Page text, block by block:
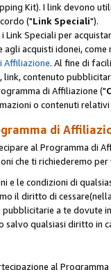
Kit). I link devono
("Link Speciali").
Link Speciali per
agli acquisti idonei,
Affiliazione. Al fine di
contenuto
di Affiliazione ("
o contenuti
di
al Programma di
che ti richiederemo
e le condizioni di
il diritto di
a te dovute
qualsiasi diritto in
al